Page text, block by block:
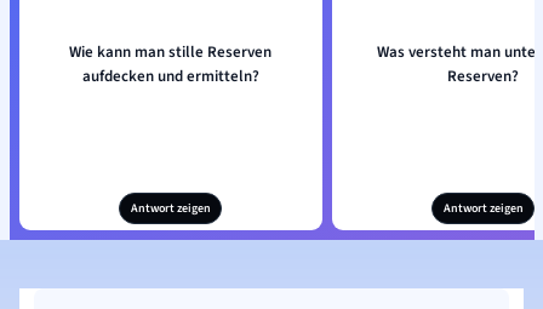
Wie kann man stille Reserven
aufdecken und ermitteln?
Antwort zeigen
Was versteht man
Reserven?
Antwort zeigen